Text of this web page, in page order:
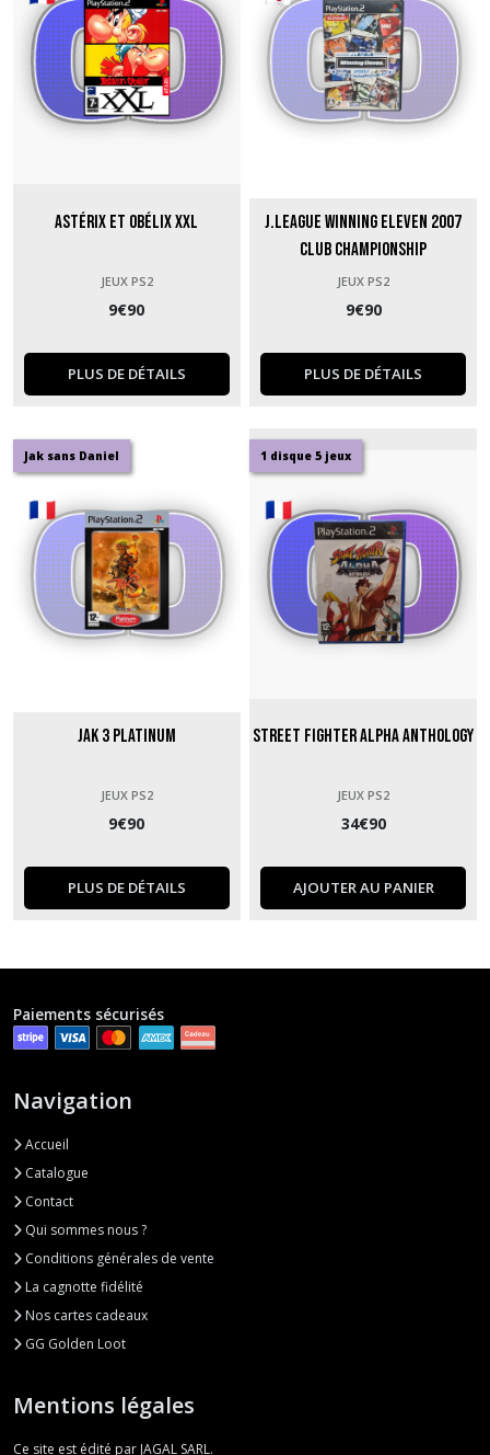
Astérix et Obélix XXL
JEUX PS2
9€90
PLUS DE DÉTAILS
J.League Winning Eleven 2007
Club Championship
JEUX PS2
9€90
PLUS DE DÉTAILS
Jak sans Daniel
Jak 3 Platinum
JEUX PS2
9€90
PLUS DE DÉTAILS
1 disque 5 jeux
Street Fighter Alpha Anthology
JEUX PS2
34€90
AJOUTER AU PANIER
Paiements sécurisés
Navigation
Accueil
Catalogue
Contact
Qui sommes nous ?
Conditions générales de vente
La cagnotte fidélité
Nos cartes cadeaux
GG Golden Loot
Mentions légales
Ce site est édité par JAGAL SARL.